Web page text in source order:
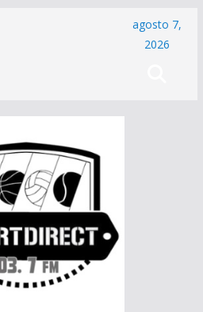
agosto 7,
2026